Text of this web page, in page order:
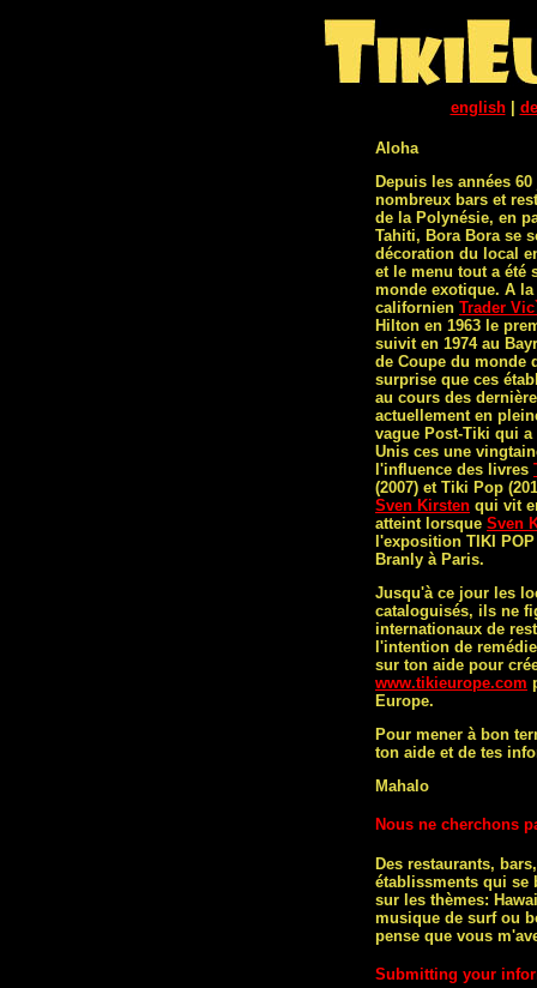
english|
Aloha
Depuis les années
nombreux bars et
de la Polynésie, en
Tahiti, Bora Bora se
décoration du local
et le menu tout a été
monde exotique. A
californien Trader
Hilton en 1963 le
suivit en 1974 au
de Coupe du monde
surprise que ces
au cours des
actuellement en
vague Post-Tiki qui
Unis ces une
l'influence des livres
(2007) et Tiki Pop
Sven Kirsten qui vit
atteint lorsque Sven
l'exposition TIKI
Branly à Paris.
Jusqu'à ce jour les
cataloguisés, ils ne
internationaux de
l'intention de
sur ton aide pour
www.tikieurope.com
Europe.
Pour mener à bon
ton aide et de tes
Mahalo
Nous ne cherchons
Des restaurants,
établissments qui se
sur les thèmes:
musique de surf ou
pense que vous
Submitting your